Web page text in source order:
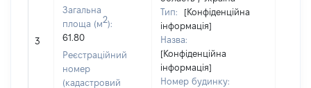
3
Загальна
площа (м2):
61.80
Реєстраційний
номер
(кадастровий
Тип:
[Конфіденційна
інформація]
Назва:
[Конфіденційна
інформація]
Номер будинку: